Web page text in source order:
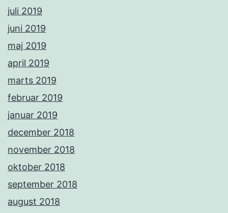
juli 2019
juni 2019
maj 2019
april 2019
marts 2019
februar 2019
januar 2019
december 2018
november 2018
oktober 2018
september 2018
august 2018